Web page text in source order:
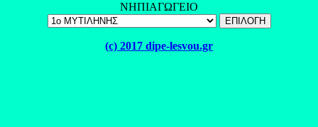
ΝΗΠΙΑΓΩΓΕΙΟ
(c) 2017 dipe-lesvou.gr